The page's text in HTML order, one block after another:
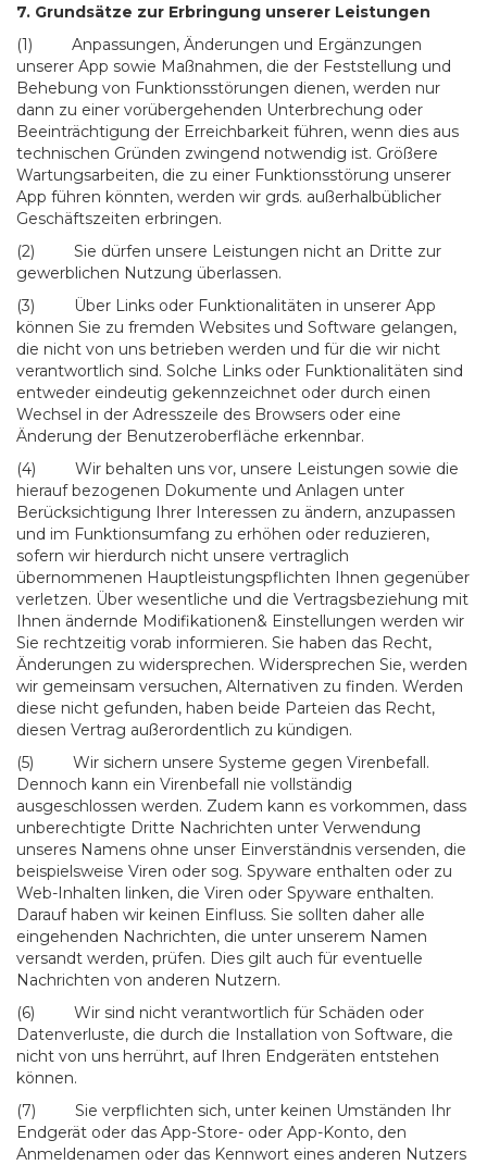
7. Grundsätze zur Erbringung unserer Leistungen
(1) Anpassungen, Änderungen und Ergänzungen
unserer App sowie Maßnahmen, die der Feststellung und
Behebung von Funktionsstörungen dienen, werden nur
dann zu einer vorübergehenden Unterbrechung oder
Beeinträchtigung der Erreichbarkeit führen, wenn dies aus
technischen Gründen zwingend notwendig ist. Größere
Wartungsarbeiten, die zu einer Funktionsstörung unserer
App führen könnten, werden wir grds. außerhalbüblicher
Geschäftszeiten erbringen.
(2) Sie dürfen unsere Leistungen nicht an Dritte zur
gewerblichen Nutzung überlassen.
(3) Über Links oder Funktionalitäten in unserer App
können Sie zu fremden Websites und Software gelangen,
die nicht von uns betrieben werden und für die wir nicht
verantwortlich sind. Solche Links oder Funktionalitäten sind
entweder eindeutig gekennzeichnet oder durch einen
Wechsel in der Adresszeile des Browsers oder eine
Änderung der Benutzeroberfläche erkennbar.
(4) Wir behalten uns vor, unsere Leistungen sowie die
hierauf bezogenen Dokumente und Anlagen unter
Berücksichtigung Ihrer Interessen zu ändern, anzupassen
und im Funktionsumfang zu erhöhen oder reduzieren,
sofern wir hierdurch nicht unsere vertraglich
übernommenen Hauptleistungspflichten Ihnen gegenüber
verletzen. Über wesentliche und die Vertragsbeziehung mit
Ihnen ändernde Modifikationen& Einstellungen werden wir
Sie rechtzeitig vorab informieren. Sie haben das Recht,
Änderungen zu widersprechen. Widersprechen Sie, werden
wir gemeinsam versuchen, Alternativen zu finden. Werden
diese nicht gefunden, haben beide Parteien das Recht,
diesen Vertrag außerordentlich zu kündigen.
(5) Wir sichern unsere Systeme gegen Virenbefall.
Dennoch kann ein Virenbefall nie vollständig
ausgeschlossen werden. Zudem kann es vorkommen, dass
unberechtigte Dritte Nachrichten unter Verwendung
unseres Namens ohne unser Einverständnis versenden, die
beispielsweise Viren oder sog. Spyware enthalten oder zu
Web-Inhalten linken, die Viren oder Spyware enthalten.
Darauf haben wir keinen Einfluss. Sie sollten daher alle
eingehenden Nachrichten, die unter unserem Namen
versandt werden, prüfen. Dies gilt auch für eventuelle
Nachrichten von anderen Nutzern.
(6) Wir sind nicht verantwortlich für Schäden oder
Datenverluste, die durch die Installation von Software, die
nicht von uns herrührt, auf Ihren Endgeräten entstehen
können.
(7) Sie verpflichten sich, unter keinen Umständen Ihr
Endgerät oder das App-Store- oder App-Konto, den
Anmeldenamen oder das Kennwort eines anderen Nutzers